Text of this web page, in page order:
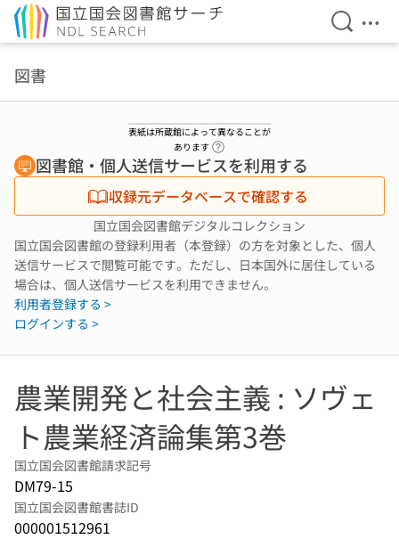
検索を
メ
図書
表紙は所蔵館によって異なることが
あります
図書館・個人送信サービスを利用する
収録元データベースで確認する
国立国会図書館デジタルコレクション
国立国会図書館の登録利用者（本登録）の方を対象とした、個人
送信サービスで閲覧可能です。ただし、日本国外に居住している
場合は、個人送信サービスを利用できません。
利用者登録する >
ログインする >
農業開発と社会主義 : ソヴェ
ト農業経済論集第3巻
国立国会図書館請求記号
DM79-15
国立国会図書館書誌ID
000001512961